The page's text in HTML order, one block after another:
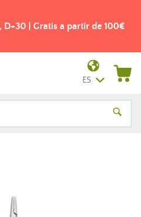
D+30 | Gratis a partir de 100€
ES